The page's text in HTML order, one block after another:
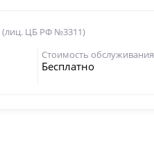
(лиц. ЦБ РФ №3311)
Стоимость обслуживания
Бесплатно